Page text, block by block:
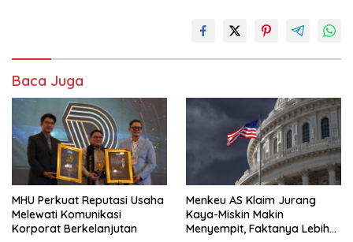
Baca Juga
MHU Perkuat Reputasi Usaha
Melewati Komunikasi
Korporat Berkelanjutan
Menkeu AS Klaim Jurang
Kaya-Miskin Makin
Menyempit, Faktanya Lebih